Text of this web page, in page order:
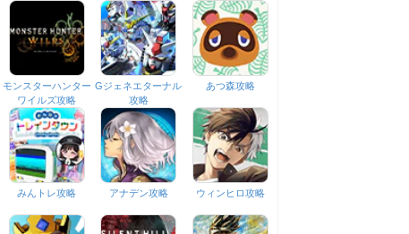
モンスターハンター
ワイルズ攻略
Gジェネエターナル
攻略
あつ森攻略
みんトレ攻略 アナデン攻略 ウィンヒロ攻略